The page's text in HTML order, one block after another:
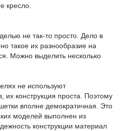
кресло.
не так-то просто. Дело в
такое их разнообразие на
Можно выделить несколько
не используют
их конструкция проста. Поэтому
вполне демократичная. Это
моделей выполнен из
конструкции материал